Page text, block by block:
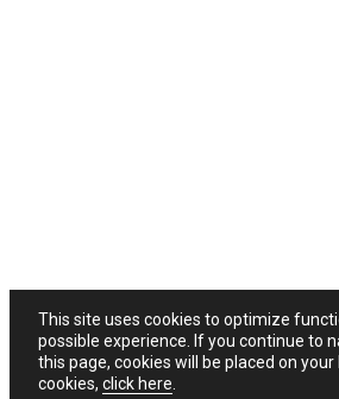
This site uses cookies to optimize
possible experience. If you continue to
this page, cookies will be placed on
cookies, click here